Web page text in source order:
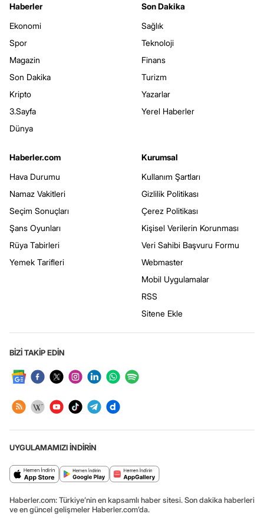
Haberler
Ekonomi
Spor
Magazin
Son Dakika
Kripto
3.Sayfa
Dünya
Son Dakika
Sağlık
Teknoloji
Finans
Turizm
Yazarlar
Yerel Haberler
Haberler.com
Hava Durumu
Namaz Vakitleri
Seçim Sonuçları
Şans Oyunları
Rüya Tabirleri
Yemek Tarifleri
Kurumsal
Kullanım Şartları
Gizlilik Politikası
Çerez Politikası
Kişisel Verilerin Korunması
Veri Sahibi Başvuru Formu
Webmaster
Mobil Uygulamalar
RSS
Sitene Ekle
BİZİ TAKİP EDİN
UYGULAMAMIZI İNDİRİN
Haberler.com: Türkiye’nin en kapsamlı haber sitesi. Son dakika haberleri
ve en güncel gelişmeler Haberler.com’da.